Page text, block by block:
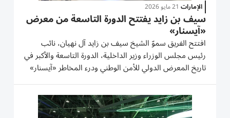
الإمارات 21 مايو 2026
سيف بن زايد يفتتح الدورة التاسعة من معرض
«آيسنار»
افتتح الفريق سموّ الشيخ سيف بن زايد آل نهيان، نائب
رئيس مجلس الوزراء وزير الداخلية، الدورة التاسعة والأكبر في
تاريخ المعرض الدولي للأمن الوطني ودرء المخاطر «آيسنار»
وشهد الإطلاق الرسمي للنسخة الأولى من قمة أبوظبي
العالمية للأمن المستدام التي تنظِّمها وزارة الداخلية...